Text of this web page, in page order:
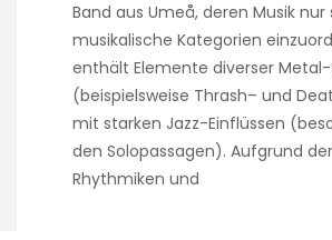
Band aus Umeå, deren Musik nur
musikalische Kategorien
enthält Elemente diverser Metal-
(beispielsweise Thrash– und
mit starken Jazz-Einflüssen
den Solopassagen). Aufgrund
Rhythmiken und